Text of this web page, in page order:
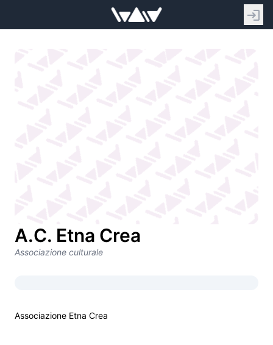
A.C. Etna Crea
Associazione culturale
Associazione Etna Crea